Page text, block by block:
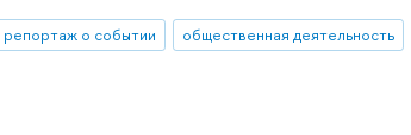
репортаж о событии общественная деятельность